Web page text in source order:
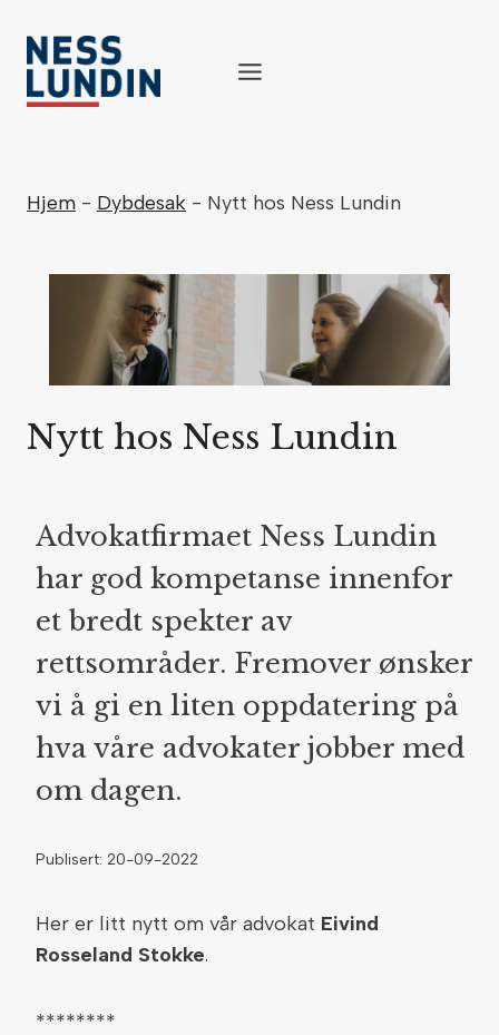
content
Hjem - Dybdesak - Nytt hos Ness Lundin
Nytt hos Ness Lundin
Advokatfirmaet Ness Lundin
har god kompetanse innenfor
et bredt spekter av
rettsområder. Fremover ønsker
vi å gi en liten oppdatering på
hva våre advokater jobber med
om dagen.
Publisert: 20-09-2022
Her er litt nytt om vår advokat Eivind
Rosseland Stokke.
********